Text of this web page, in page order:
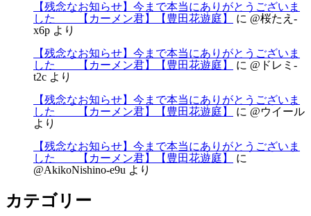
【残念なお知らせ】今まで本当にありがとうございま
した 【カーメン君】【豊田花遊庭】
に @桜たえ-
x6p より
【残念なお知らせ】今まで本当にありがとうございま
した 【カーメン君】【豊田花遊庭】
に @ドレミ-
t2c より
【残念なお知らせ】今まで本当にありがとうございま
した 【カーメン君】【豊田花遊庭】
に @ウイール
より
【残念なお知らせ】今まで本当にありがとうございま
した 【カーメン君】【豊田花遊庭】
に
@AkikoNishino-e9u より
カテゴリー